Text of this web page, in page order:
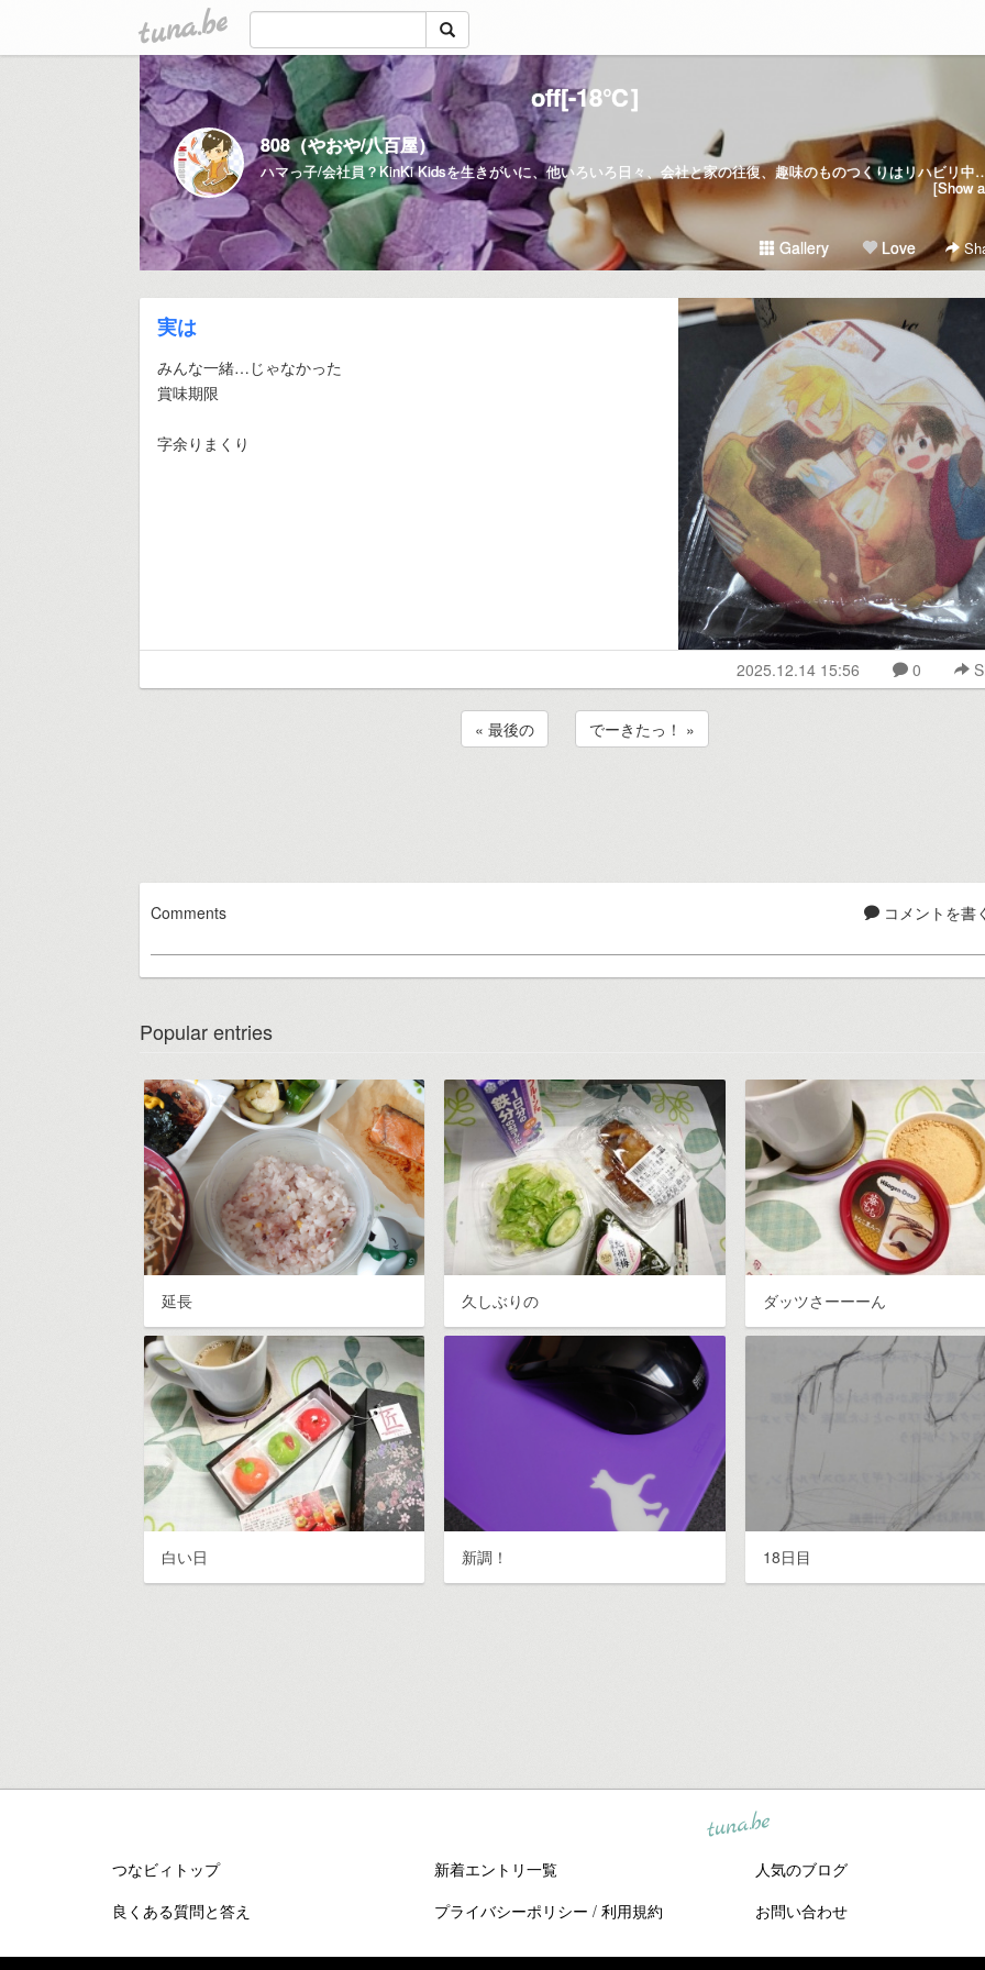
tuna.be
off[-18℃]
808（やおや/八百屋）
ハマっ子/会社員？KinKi Kidsを生きがいに、他いろいろ日々、会社と家の往復、趣味のものつく
[Show
Gallery Love
実は
みんな一緒…じゃなかった
賞味期限
字余りまくり
2025.12.14 15:56 0
« 最後の でーきたっ！ »
コメントを書
Comments
Popular entries
延長 久しぶりの ダッツさーーーん
白い日 新調！ 18日目
tuna.be
つなビィトップ 新着エントリ一覧
人気のブログ
良くある質問と答え
プライバシーポリシー / 利用規約 お問い合わせ